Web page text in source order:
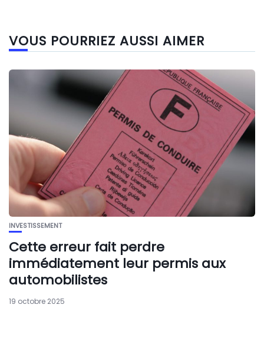
VOUS POURRIEZ AUSSI AIMER
INVESTISSEMENT
Cette erreur fait perdre
immédiatement leur permis aux
automobilistes
19 octobre 2025